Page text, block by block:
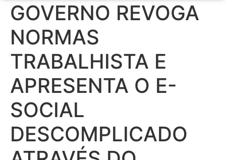
GOVERNO REVOGA
NORMAS
TRABALHISTA E
APRESENTA O E-
SOCIAL
DESCOMPLICADO